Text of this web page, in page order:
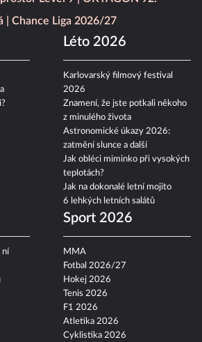
Chance Liga 2026/27
Léto 2026
Karlovarský filmový festival
2026
Znamení, že jste potkali někoho
z minulého života
Astronomické úkazy 2026:
zatmění slunce a další
Jak obléci miminko při vysokých
teplotách?
Jak na dokonalé letní mojito
6 lehkých letních salátů
ní
Sport 2026
MMA
Fotbal 2026/27
Hokej 2026
Tenis 2026
F1 2026
Atletika 2026
Cyklistika 2026